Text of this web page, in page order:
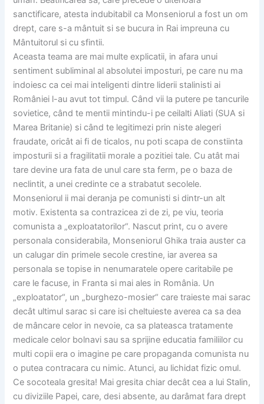
sanctificare, atesta indubitabil ca Monseniorul a fost un om
drept, care s-a mântuit si se bucura in Rai impreuna cu
Mântuitorul si cu sfintii.
Aceasta teama are mai multe explicatii, in afara unui
sentiment subliminal al absolutei imposturi, pe care nu ma
indoiesc ca cei mai inteligenti dintre liderii stalinisti ai
României l-au avut tot timpul. Când vii la putere pe tancurile
sovietice, când te mentii mintindu-i pe ceilalti Aliati (SUA si
Marea Britanie) si când te legitimezi prin niste alegeri
fraudate, oricât ai fi de ticalos, nu poti scapa de constiinta
imposturii si a fragilitatii morale a pozitiei tale. Cu atât mai
tare devine ura fata de unul care sta ferm, pe o baza de
neclintit, a unei credinte ce a strabatut secolele.
Monseniorul ii mai deranja pe comunisti si dintr-un alt
motiv. Existenta sa contrazicea zi de zi, pe viu, teoria
comunista a „exploatatorilor“. Nascut print, cu o avere
personala considerabila, Monseniorul Ghika traia auster ca
un calugar din primele secole crestine, iar averea sa
personala se topise in nenumaratele opere caritabile pe
care le facuse, in Franta si mai ales in România. Un
„exploatator“, un „burghezo-mosier“ care traieste mai sarac
decât ultimul sarac si care isi cheltuieste averea ca sa dea
de mâncare celor in nevoie, ca sa plateasca tratamente
medicale celor bolnavi sau sa sprijine educatia familiilor cu
multi copii era o imagine pe care propaganda comunista nu
o putea contracara cu nimic. Atunci, au lichidat fizic omul.
Ce socoteala gresita! Mai gresita chiar decât cea a lui Stalin,
cu diviziile Papei, care, desi absente, au darâmat fara drept